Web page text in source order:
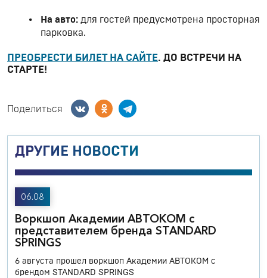
На авто: для гостей предусмотрена просторная
парковка.
ПРЕОБРЕСТИ БИЛЕТ НА САЙТЕ. ДО ВСТРЕЧИ НА
СТАРТЕ!
Поделиться
ДРУГИЕ НОВОСТИ
06.08
Воркшоп Академии АВТОКОМ с
представителем бренда STANDARD
SPRINGS
6 августа прошел воркшоп Академии АВТОКОМ с
брендом STANDARD SPRINGS